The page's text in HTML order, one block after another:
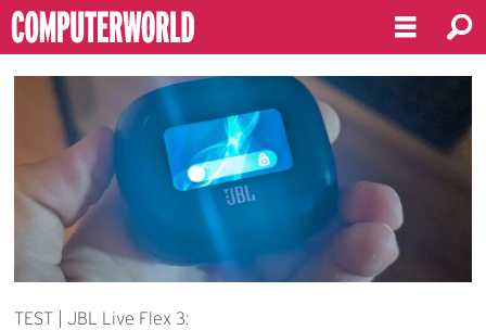
Emne:
støydemping
TEST | JBL Live Flex 3: